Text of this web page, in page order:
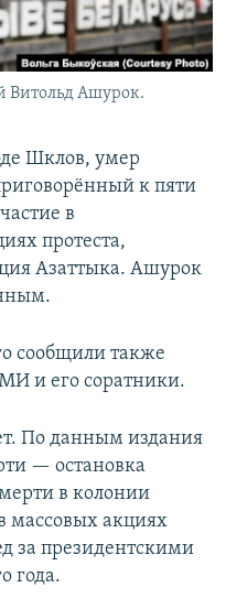
Витольд Ашурок.
Шклов, умер
к пяти
в
протеста,
Азаттыка. Ашурок
сообщили также
и его соратники.
По данным издания
— остановка
в колонии
массовых акциях
за президентскими
года.